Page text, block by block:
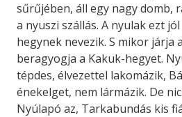
sűrűjében, áll egy nagy domb,
a nyuszi szállás. A nyulak ezt
hegynek nevezik. S mikor járja
beragyogja a Kakuk-hegyet.
tépdes, élvezettel lakomázik,
énekelget, nem lármázik. De
Nyúlapó az, Tarkabundás kis